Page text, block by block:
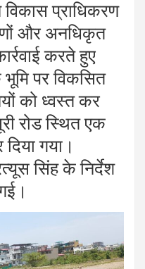
प्राधिकरण
और अनधिकृत
करते हुए
पर विकसित
को ध्वस्त कर
रोड स्थित एक
गया।
सिंह के निर्देश